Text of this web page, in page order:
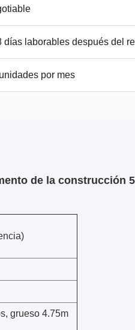
días laborables después del
por mes
de la construcción
grueso 4.75m